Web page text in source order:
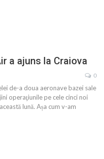
a ajuns la Craiova
0
de-a doua aeronave bazei sale
operaţiunile pe cele cinci noi
lună. Așa cum v-am